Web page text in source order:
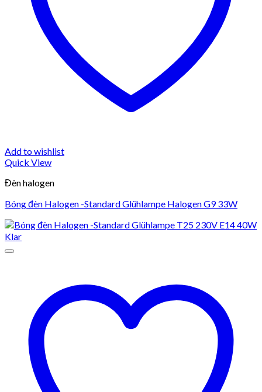
Add to wishlist
Quick View
Đèn halogen
Bóng đèn Halogen -Standard Glühlampe Halogen G9 33W